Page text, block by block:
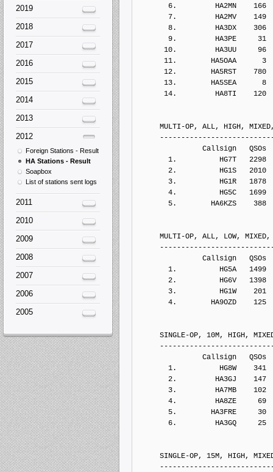
6.         HA2MN    166
7.         HA2MV    149
8.         HA3DX    306
9.         HA3PE     31
10.         HA3UU     96
11.        HA5OAA      3
12.        HA5RST    780
13.        HA5SEA      8
14.         HA8TI    120
MULTI-OP, ALL, HIGH, MIXED,
Callsign   QSOs  Points
1.          HG7T   2298
2.          HG1S   2010
3.          HG1R   1878
4.          HG5C   1699
5.        HA6KZS    388
MULTI-OP, ALL, LOW, MIXED,
Callsign   QSOs  Points
1.          HG5A   1499
2.          HG6V   1398
3.          HG1W    201
4.        HA9OZD    125
SINGLE-OP, 10M, HIGH,
Callsign   QSOs  Points
1.          HG8W    341
2.         HA3GJ    147
3.         HA7MB    102
4.         HA8ZE     69
5.        HA3FRE     30
6.         HA3GQ     25
SINGLE-OP, 15M, HIGH,
2019
2018
2017
2016
2015
2014
2013
2012
Foreign Stations - Result
HA Stations - Result
Soapbox
List of stations sent logs
2011
2010
2009
2008
2007
2006
2005